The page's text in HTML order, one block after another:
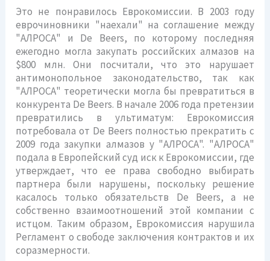
Это не понравилось Еврокомиссии. В 2003 году
еврочиновники "наехали" на соглашение между
"АЛРОСА" и De Beers, по которому последняя
ежегодно могла закупать российских алмазов на
$800 млн. Они посчитали, что это нарушает
антимонопольное законодательство, так как
"АЛРОСА" теоретически могла бы превратиться в
конкурента De Beers. В начале 2006 года претензии
превратились в ультиматум: Еврокомиссия
потребовала от De Beers полностью прекратить с
2009 года закупки алмазов у "АЛРОСА". "АЛРОСА"
подала в Европейский суд иск к Еврокомиссии, где
утверждает, что ее права свободно выбирать
партнера были нарушены, поскольку решение
касалось только обязательств De Beers, а не
собственно взаимоотношений этой компании с
истцом. Таким образом, Еврокомиссия нарушила
Регламент о свободе заключения контрактов и их
соразмерности.